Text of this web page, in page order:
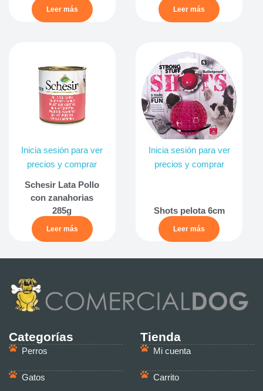
Leer más Leer más
Inicia sesión para ver
precios y comprar
Schesir Lata Pollo
con zanahorias
285g
Leer más
Inicia sesión para ver
precios y comprar
Shots pelota 6cm
Leer más
Categorías
Perros
Gatos
Tienda
Mi cuenta
Carrito